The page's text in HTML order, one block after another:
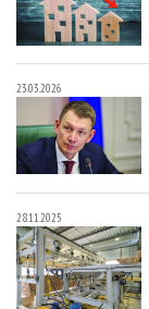
23.03.2026
28.11.2025